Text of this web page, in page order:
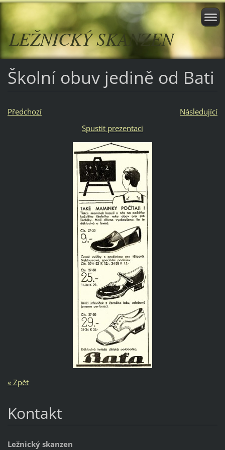
LEŽNICKÝ SKANZEN
Školní obuv jedině od Bati
Předchozí
Následující
Spustit prezentaci
« Zpět
Kontakt
Ležnický skanzen